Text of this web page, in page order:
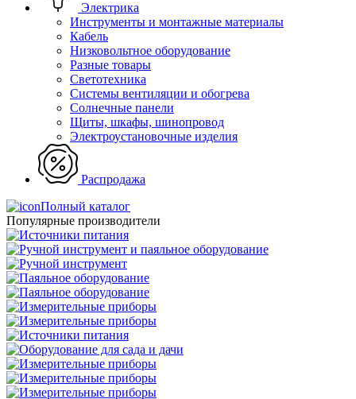
Электрика
Инструменты и монтажные материалы
Кабель
Низковольтное оборудование
Разные товары
Светотехника
Системы вентиляции и обогрева
Солнечные панели
Щиты, шкафы, шинопровод
Электроустановочные изделия
Распродажа
Полный каталог
Популярные производители